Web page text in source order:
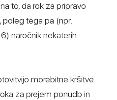
to, da rok za pripravo
tega pa (npr.
naročnik nekaterih
morebitne kršitve
za prejem ponudb in